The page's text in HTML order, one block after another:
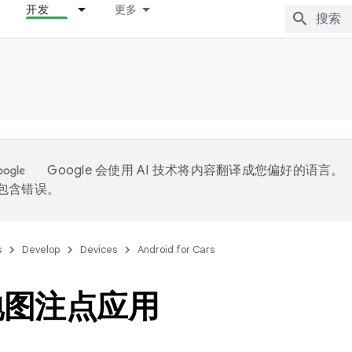
开发 更多
Google 会使用 AI 技术将内容翻译成您偏好的语言。
含错误。
Develop Devices Android for Cars
注点应用